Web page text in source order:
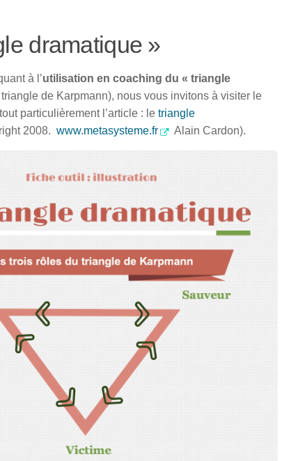
dramatique »
à l’utilisation en coaching du « triangle
de Karpmann), nous vous invitons à visiter le
particulièrement l’article : le triangle
2008. www.metasysteme.fr Alain Cardon).